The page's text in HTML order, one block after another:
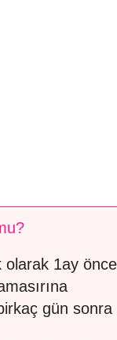
olarak 1ay önce
gün sonra